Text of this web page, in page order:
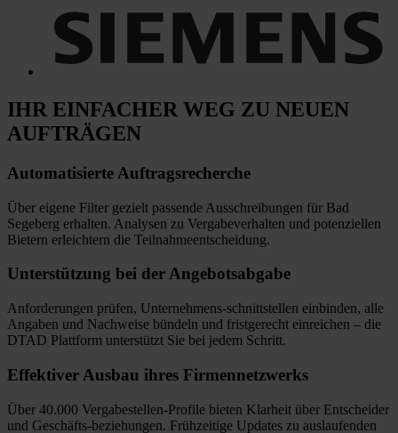
IHR EINFACHER WEG ZU NEUEN
AUFTRÄGEN
Automatisierte Auftragsrecherche
Über eigene Filter gezielt passende Ausschreibungen für Bad
Segeberg erhalten. Analysen zu Vergabeverhalten und potenziellen
Bietern erleichtern die Teilnahmeentscheidung.
Unterstützung bei der Angebotsabgabe
Anforderungen prüfen, Unternehmens-schnittstellen einbinden, alle
Angaben und Nachweise bündeln und fristgerecht einreichen – die
DTAD Plattform unterstützt Sie bei jedem Schritt.
Effektiver Ausbau ihres Firmennetzwerks
Über 40.000 Vergabestellen-Profile bieten Klarheit über Entscheider
und Geschäfts-beziehungen. Frühzeitige Updates zu auslaufenden